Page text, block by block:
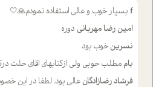
f بسیار خوب و عالی استفاده نمودم🙏🤍
امین رضا مهربانی دوره
نسرینخوب بود
بام مطلب حوبی ولی ازکتابهای اقای حلت درکافه بازاریا مایکت میزاشتن رایگان خوب بود ولی هرکدام خلاصه شده ش تومجله از طریق سایت هم
فرشاد رضازادگان عالی بود. لطفا در این خصوص